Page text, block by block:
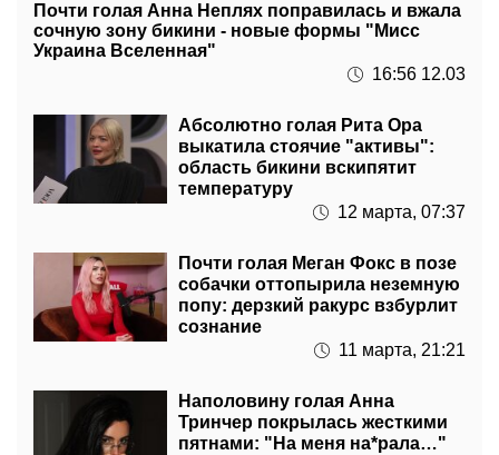
Почти голая Анна Неплях поправилась и вжала
сочную зону бикини - новые формы "Мисс
Украина Вселенная"
16:56 12.03
Абсолютно голая Рита Ора
выкатила стоячие "активы":
область бикини вскипятит
температуру
12 марта, 07:37
Почти голая Меган Фокс в позе
собачки оттопырила неземную
попу: дерзкий ракурс взбурлит
сознание
11 марта, 21:21
Наполовину голая Анна
Тринчер покрылась жесткими
пятнами: "На меня на*рала…"